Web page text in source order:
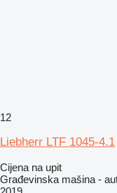
12
Liebherr LTF 1045-4.1
Cijena na upit
Građevinska mašina -